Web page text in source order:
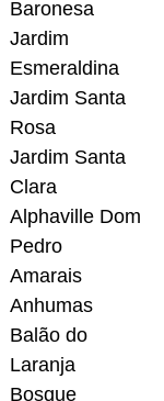
Baronesa
Jardim
Esmeraldina
Jardim Santa
Rosa
Jardim Santa
Clara
Alphaville Dom
Pedro
Amarais
Anhumas
Balão do
Laranja
Bosque